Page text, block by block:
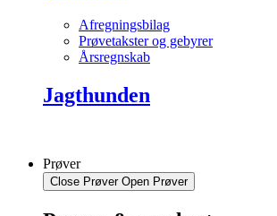
Afregningsbilag
Prøvetakster og gebyrer
Årsregnskab
Jagthunden
Prøver
Close Prøver Open Prøver